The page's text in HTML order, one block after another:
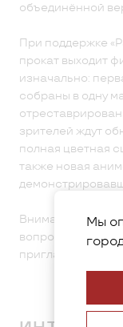
Мы
объединённой
При поддержке
прокат выходит
изначально:
собраны в одну
зрителей ждут
полная цветная
также новая
Внимательно
вопросы
приглашение в